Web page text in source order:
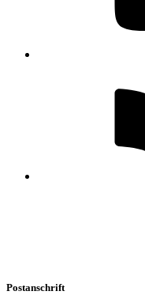
Postanschrift